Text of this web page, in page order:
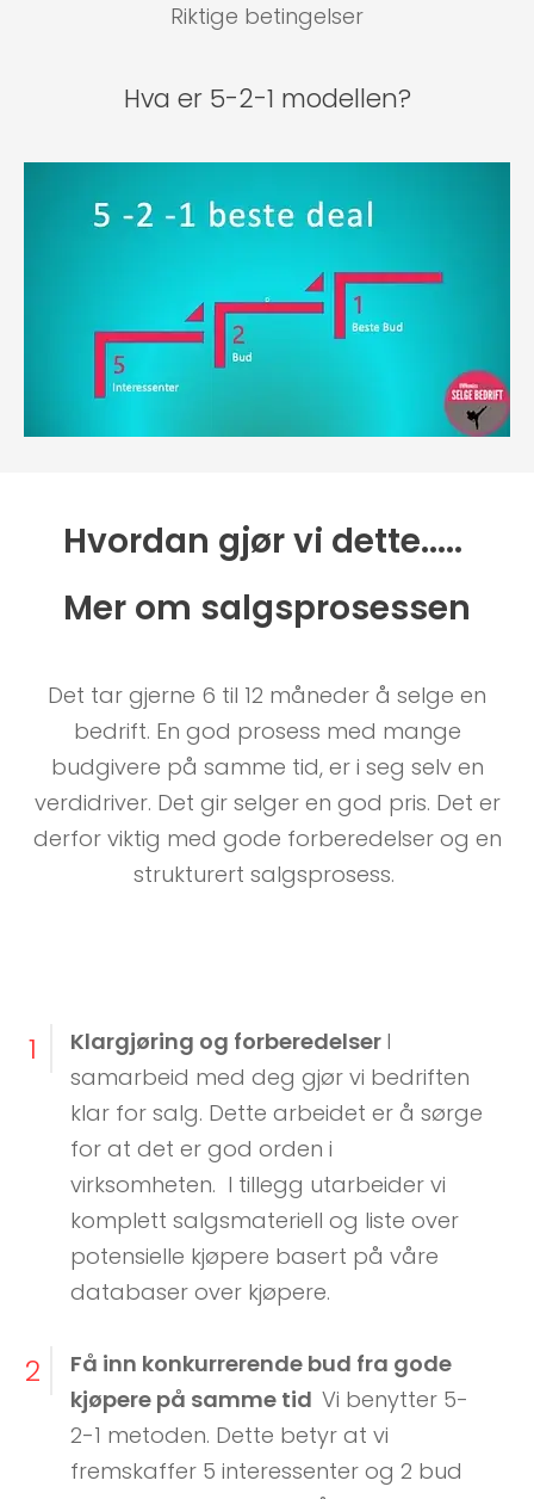
Riktige betingelser
Hva er 5-2-1 modellen?
Hvordan gjør vi dette.....
Mer om salgsprosessen
Det tar gjerne 6 til 12 måneder å selge en
bedrift. En god prosess med mange
budgivere på samme tid, er i seg selv en
verdidriver. Det gir selger en god pris. Det er
derfor viktig med gode forberedelser og en
strukturert salgsprosess.
1 Klargjøring og forberedelser I
samarbeid med deg gjør vi bedriften
klar for salg. Dette arbeidet er å sørge
for at det er god orden i
virksomheten. I tillegg utarbeider vi
komplett salgsmateriell og liste over
potensielle kjøpere basert på våre
databaser over kjøpere.
2
Få inn konkurrerende bud fra gode
kjøpere på samme tid Vi benytter 5-
2-1 metoden. Dette betyr at vi
fremskaffer 5 interessenter og 2 bud